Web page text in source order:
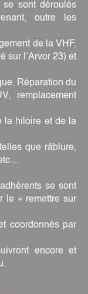
sont déroulés
outre les
de la VHF,
sur l’Arvor 23) et
Réparation du
remplacement
hiloire et de la
que râblure,
se sont
le « remettre sur
par
encore et